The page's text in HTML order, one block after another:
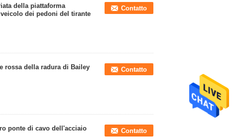
della piattaforma
dei pedoni del tirante
Contatto
rossa della radura di Bailey
Contatto
ponte di cavo dell'acciaio
Contatto